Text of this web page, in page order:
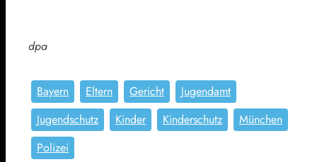
dpa
Bayern Eltern Gericht
Jugendamt
Jugendschutz
Kinder Kinderschutz
München
Polizei